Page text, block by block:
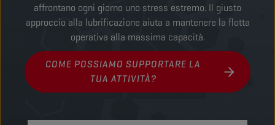
affrontano ogni giorno uno stress estremo. Il giusto
approccio alla lubrificazione aiuta a mantenere la flotta
operativa alla massima capacità.
COME POSSIAMO SUPPORTARE LA
TUA ATTIVITÀ?